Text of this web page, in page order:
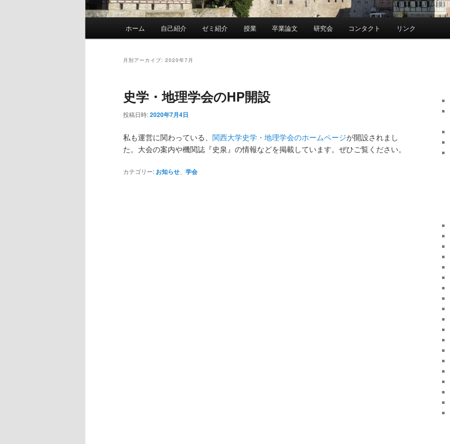
ホーム 自己紹介 ゼミ紹介 授業 卒業論文 研究会 コンタクト リンク
月別アーカイブ: 2020年7月
史学・地理学会のHP開設
投稿日時:2020年7月4日
私も運営に関わっている、 関西大学史学・地理学会のホームページが開設されまし
た。大会の案内や機関誌『史泉』の情報などを掲載しています。ぜひご覧ください。
カテゴリー: お知らせ 学会